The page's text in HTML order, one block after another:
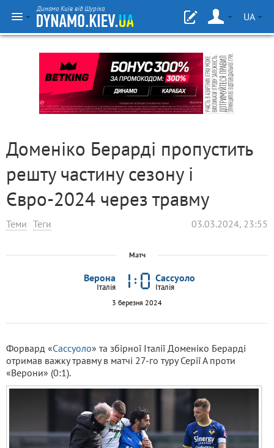
Динамо Київ від Шуріка
UA
Доменіко Берарді пропустить
решту частину сезону і
Євро-2024 через травму
Теми Теги 03.03.2024, 23:55
Матч
Верона
Італія
Сассуоло
Італія
3 березня 2024
Форвард «Сассуоло» та збірної Італії Доменіко Берарді
отримав важку травму в матчі 27-го туру Серії А проти
«Верони» (0:1).